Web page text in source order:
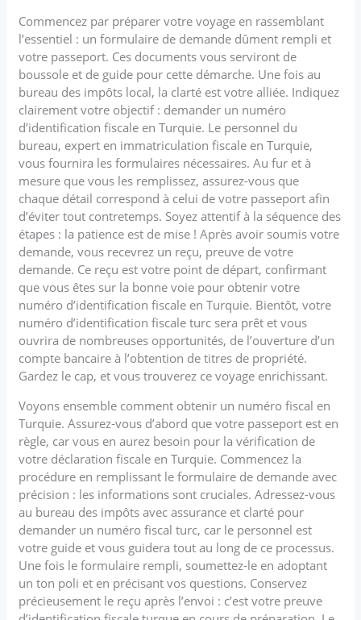
Commencez par préparer votre voyage en rassemblant
l’essentiel : un formulaire de demande dûment rempli et
votre passeport. Ces documents vous serviront de
boussole et de guide pour cette démarche. Une fois au
bureau des impôts local, la clarté est votre alliée. Indiquez
clairement votre objectif : demander un numéro
d’identification fiscale en Turquie. Le personnel du
bureau, expert en immatriculation fiscale en Turquie,
vous fournira les formulaires nécessaires. Au fur et à
mesure que vous les remplissez, assurez-vous que
chaque détail correspond à celui de votre passeport afin
d’éviter tout contretemps. Soyez attentif à la séquence des
étapes : la patience est de mise ! Après avoir soumis votre
demande, vous recevrez un reçu, preuve de votre
demande. Ce reçu est votre point de départ, confirmant
que vous êtes sur la bonne voie pour obtenir votre
numéro d’identification fiscale en Turquie. Bientôt, votre
numéro d’identification fiscale turc sera prêt et vous
ouvrira de nombreuses opportunités, de l’ouverture d’un
compte bancaire à l’obtention de titres de propriété.
Gardez le cap, et vous trouverez ce voyage enrichissant.
Voyons ensemble comment obtenir un numéro fiscal en
Turquie. Assurez-vous d’abord que votre passeport est en
règle, car vous en aurez besoin pour la vérification de
votre déclaration fiscale en Turquie. Commencez la
procédure en remplissant le formulaire de demande avec
précision : les informations sont cruciales. Adressez-vous
au bureau des impôts avec assurance et clarté pour
demander un numéro fiscal turc, car le personnel est
votre guide et vous guidera tout au long de ce processus.
Une fois le formulaire rempli, soumettez-le en adoptant
un ton poli et en précisant vos questions. Conservez
précieusement le reçu après l’envoi : c’est votre preuve